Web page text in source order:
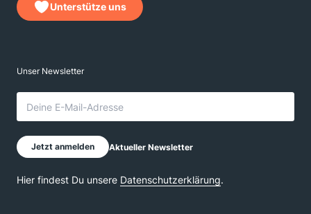
Unterstütze uns